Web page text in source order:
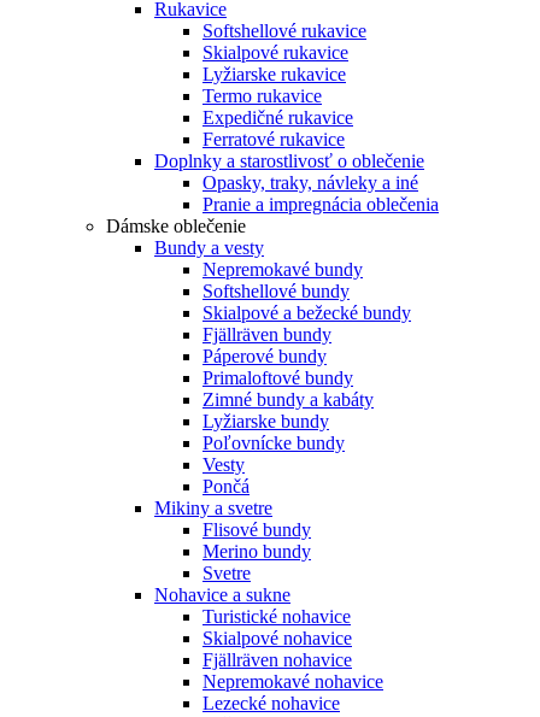
Rukavice
Softshellové rukavice
Skialpové rukavice
Lyžiarske rukavice
Termo rukavice
Expedičné rukavice
Ferratové rukavice
Doplnky a starostlivosť o oblečenie
Opasky, traky, návleky a iné
Pranie a impregnácia oblečenia
Dámske oblečenie
Bundy a vesty
Nepremokavé bundy
Softshellové bundy
Skialpové a bežecké bundy
Fjällräven bundy
Páperové bundy
Primaloftové bundy
Zimné bundy a kabáty
Lyžiarske bundy
Poľovnícke bundy
Vesty
Pončá
Mikiny a svetre
Flisové bundy
Merino bundy
Svetre
Nohavice a sukne
Turistické nohavice
Skialpové nohavice
Fjällräven nohavice
Nepremokavé nohavice
Lezecké nohavice